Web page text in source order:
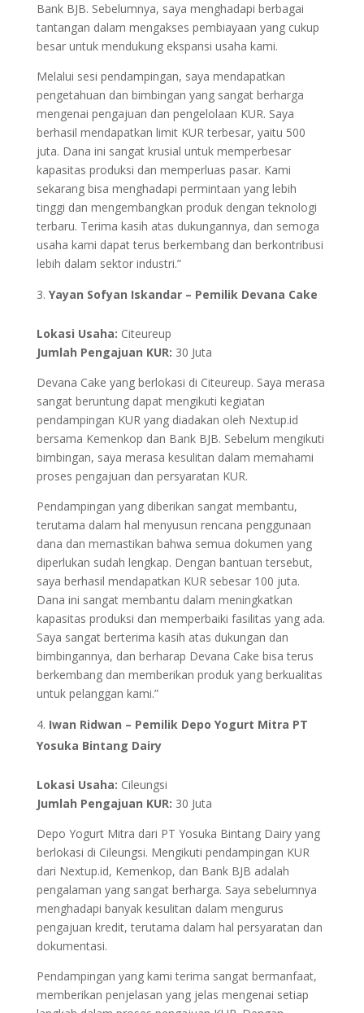
Bank BJB. Sebelumnya, saya menghadapi berbagai
tantangan dalam mengakses pembiayaan yang cukup
besar untuk mendukung ekspansi usaha kami.
Melalui sesi pendampingan, saya mendapatkan
pengetahuan dan bimbingan yang sangat berharga
mengenai pengajuan dan pengelolaan KUR. Saya
berhasil mendapatkan limit KUR terbesar, yaitu 500
juta. Dana ini sangat krusial untuk memperbesar
kapasitas produksi dan memperluas pasar. Kami
sekarang bisa menghadapi permintaan yang lebih
tinggi dan mengembangkan produk dengan teknologi
terbaru. Terima kasih atas dukungannya, dan semoga
usaha kami dapat terus berkembang dan berkontribusi
lebih dalam sektor industri.”
Yayan Sofyan Iskandar – Pemilik Devana Cake
Lokasi Usaha: Citeureup
Jumlah Pengajuan KUR: 30 Juta
Devana Cake yang berlokasi di Citeureup. Saya merasa
sangat beruntung dapat mengikuti kegiatan
pendampingan KUR yang diadakan oleh Nextup.id
bersama Kemenkop dan Bank BJB. Sebelum mengikuti
bimbingan, saya merasa kesulitan dalam memahami
proses pengajuan dan persyaratan KUR.
Pendampingan yang diberikan sangat membantu,
terutama dalam hal menyusun rencana penggunaan
dana dan memastikan bahwa semua dokumen yang
diperlukan sudah lengkap. Dengan bantuan tersebut,
saya berhasil mendapatkan KUR sebesar 100 juta.
Dana ini sangat membantu dalam meningkatkan
kapasitas produksi dan memperbaiki fasilitas yang ada.
Saya sangat berterima kasih atas dukungan dan
bimbingannya, dan berharap Devana Cake bisa terus
berkembang dan memberikan produk yang berkualitas
untuk pelanggan kami.”
Iwan Ridwan – Pemilik Depo Yogurt Mitra PT
Yosuka Bintang Dairy
Lokasi Usaha: Cileungsi
Jumlah Pengajuan KUR: 30 Juta
Depo Yogurt Mitra dari PT Yosuka Bintang Dairy yang
berlokasi di Cileungsi. Mengikuti pendampingan KUR
dari Nextup.id, Kemenkop, dan Bank BJB adalah
pengalaman yang sangat berharga. Saya sebelumnya
menghadapi banyak kesulitan dalam mengurus
pengajuan kredit, terutama dalam hal persyaratan dan
dokumentasi.
Pendampingan yang kami terima sangat bermanfaat,
memberikan penjelasan yang jelas mengenai setiap